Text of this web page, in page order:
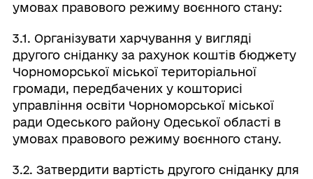
умовах правового режиму воєнного стану:
3.1. Організувати харчування у вигляді
другого сніданку за рахунок коштів бюджету
Чорноморської міської територіальної
громади, передбачених у кошторисі
управління освіти Чорноморської міської
ради Одеського району Одеської області в
умовах правового режиму воєнного стану.
3.2. Затвердити вартість другого сніданку для